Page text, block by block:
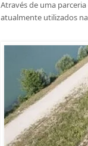
Através de uma
atualmente utilizados